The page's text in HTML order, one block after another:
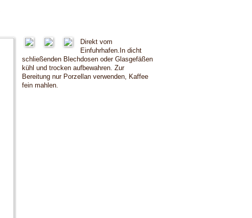
Direkt vom
Einfuhrhafen.In dicht
schließenden Blechdosen oder Glasgefäßen
kühl und trocken aufbewahren. Zur
Bereitung nur Porzellan verwenden, Kaffee
fein mahlen.